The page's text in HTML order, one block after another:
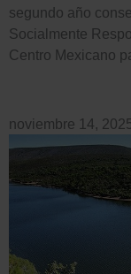
segundo año
Socialmente
Centro Mexicano
noviembre 14,